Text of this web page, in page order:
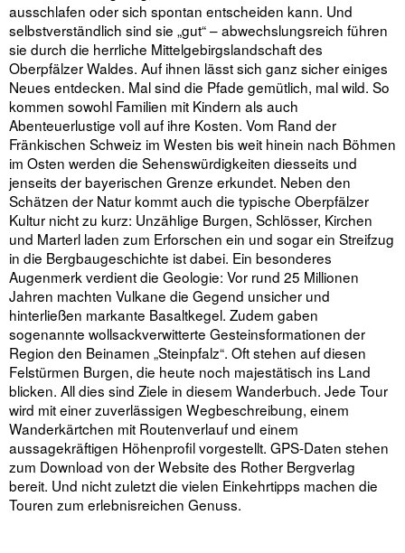
ausschlafen oder sich spontan entscheiden kann. Und
selbstverständlich sind sie „gut“ – abwechslungsreich führen
sie durch die herrliche Mittelgebirgslandschaft des
Oberpfälzer Waldes. Auf ihnen lässt sich ganz sicher einiges
Neues entdecken. Mal sind die Pfade gemütlich, mal wild. So
kommen sowohl Familien mit Kindern als auch
Abenteuerlustige voll auf ihre Kosten. Vom Rand der
Fränkischen Schweiz im Westen bis weit hinein nach Böhmen
im Osten werden die Sehenswürdigkeiten diesseits und
jenseits der bayerischen Grenze erkundet. Neben den
Schätzen der Natur kommt auch die typische Oberpfälzer
Kultur nicht zu kurz: Unzählige Burgen, Schlösser, Kirchen
und Marterl laden zum Erforschen ein und sogar ein Streifzug
in die Bergbaugeschichte ist dabei. Ein besonderes
Augenmerk verdient die Geologie: Vor rund 25 Millionen
Jahren machten Vulkane die Gegend unsicher und
hinterließen markante Basaltkegel. Zudem gaben
sogenannte wollsackverwitterte Gesteinsformationen der
Region den Beinamen „Steinpfalz“. Oft stehen auf diesen
Felstürmen Burgen, die heute noch majestätisch ins Land
blicken. All dies sind Ziele in diesem Wanderbuch. Jede Tour
wird mit einer zuverlässigen Wegbeschreibung, einem
Wanderkärtchen mit Routenverlauf und einem
aussagekräftigen Höhenprofil vorgestellt. GPS-Daten stehen
zum Download von der Website des Rother Bergverlag
bereit. Und nicht zuletzt die vielen Einkehrtipps machen die
Touren zum erlebnisreichen Genuss.